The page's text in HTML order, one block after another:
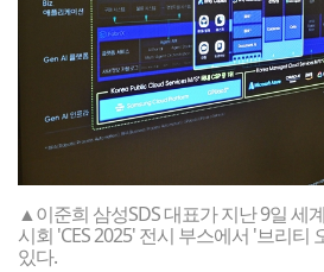
▲이준희 삼성SDS 대표가 지난 9일 세
시회 'CES 2025' 전시 부스에서 '브리티
있다.